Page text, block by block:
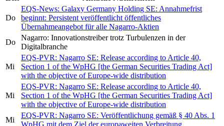
Do
EQS-News: Galaxy Germany Holding SE: Annahmefrist
beginnt: Persistent veröffentlicht öffentliches
Übernahmeangebot für alle Nagarro-Aktien
Do
Nagarro: Innovationstreiber trotz Turbulenzen in der
Digitalbranche
Mi
EQS-PVR: Nagarro SE: Release according to Article 40,
Section 1 of the WpHG [the German Securities Trading Act]
with the objective of Europe-wide distribution
Mi
EQS-PVR: Nagarro SE: Release according to Article 40,
Section 1 of the WpHG [the German Securities Trading Act]
with the objective of Europe-wide distribution
Mi
EQS-PVR: Nagarro SE: Veröffentlichung gemäß § 40 Abs. 1
WpHG mit dem Ziel der europaweiten Verbreitung